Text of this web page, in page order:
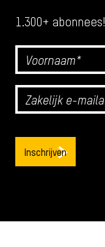
1.300+ abonnees!